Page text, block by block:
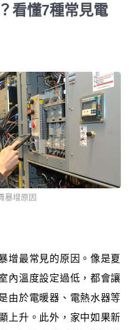
看懂7種常見電
暴增原因
增最常見的原因。像是夏
內溫度設定過低，都會讓
由於電暖器、電熱水器等
上升。此外，家中如果新